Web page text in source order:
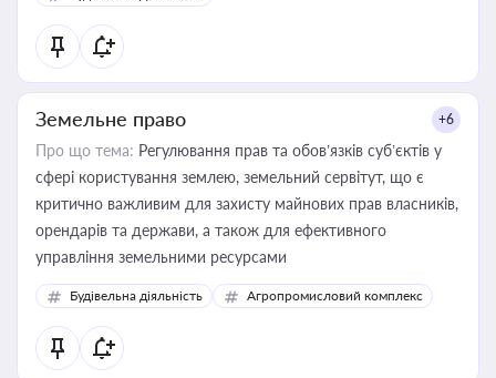
Земельне право +6
Про що тема: Регулювання прав та обов’язків суб’єктів у
сфері користування землею, земельний сервітут, що є
критично важливим для захисту майнових прав власників,
орендарів та держави, а також для ефективного
управління земельними ресурсами
Будівельна діяльність Агропромисловий комплекс